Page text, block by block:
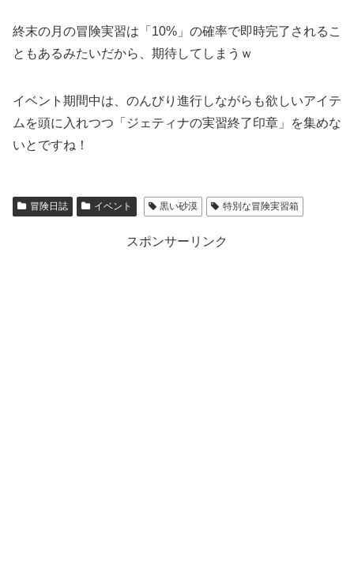
終末の月の冒険実習は「10%」の確率で即時完了されるこ
ともあるみたいだから、期待してしまうｗ
イベント期間中は、のんびり進行しながらも欲しいアイテ
ムを頭に入れつつ「ジェティナの実習終了印章」を集めな
いとですね！
冒険日誌 イベント 黒い砂漠 特別な冒険実習箱
スポンサーリンク